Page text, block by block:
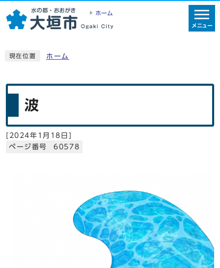
ホーム
メニュー
現在位置 ホーム
波
[ 2024年1月18日 ]
ページ番号 60578